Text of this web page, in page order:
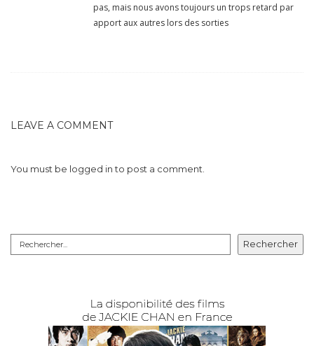
pas, mais nous avons toujours un trops retard par
apport aux autres lors des sorties
LEAVE A COMMENT
You must be logged into post a comment.
Rechercher
Rechercher